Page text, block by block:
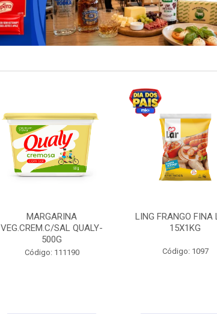
MARGARINA
VEG.CREM.C/SAL QUALY-
500G
Código: 111190
LING FRANGO FINA
15X1KG
Código: 1097